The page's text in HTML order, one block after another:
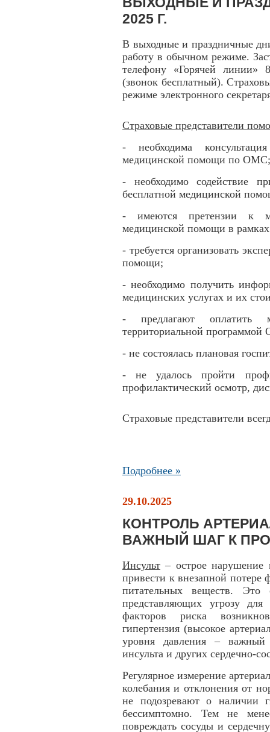
2025 Г.
В выходные и праздничные
работу в обычном режиме.
телефону «Горячей линии»
(звонок бесплатный).
режиме электронного
Страховые представители
- необходима
медицинской помощи по ОМС;
- необходимо содействие
бесплатной медицинской
- имеются претензии к
медицинской помощи в
- требуется организовать
помощи;
- необходимо получить
медицинских услугах и их
- предлагают оплатить
территориальной
- не состоялась плановая
- не удалось пройти
профилактический осмотр,
Страховые представители
Подробнее »
29.10.2025
КОНТРОЛЬ
ВАЖНЫЙ ШАГ К
Инсульт – острое нарушение
привести к внезапной потере
питательных веществ. Это
представляющих угрозу
факторов риска
гипертензия (высокое
уровня давления –
инсульта и других сердечно-
Регулярное измерение
колебания и отклонения от
не подозревают о наличии
бессимптомно. Тем не
повреждать сосуды и